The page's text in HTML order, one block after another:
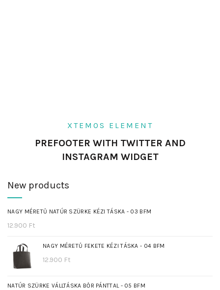
XTEMOS ELEMENT
PREFOOTER WITH TWITTER AND
INSTAGRAM WIDGET
New products
NAGY MÉRETŰ NATÚR SZÜRKE KÉZI TÁSKA - 03 BFM
12.900 Ft
NAGY MÉRETŰ FEKETE KÉZI TÁSKA - 04 BFM
12.900 Ft
NATÚR SZÜRKE VÁLLTÁSKA BŐR PÁNTTAL - 05 BFM